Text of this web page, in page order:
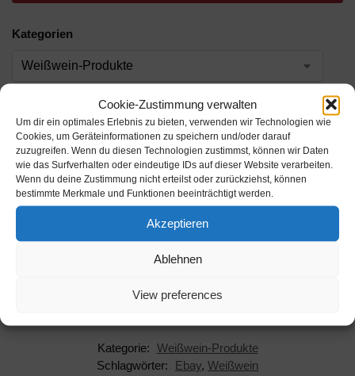
Cookie-Zustimmung verwalten
Um dir ein optimales Erlebnis zu bieten, verwenden wir Technologien wie
Cookies, um Geräteinformationen zu speichern und/oder darauf
zuzugreifen. Wenn du diesen Technologien zustimmst, können wir Daten
wie das Surfverhalten oder eindeutige IDs auf dieser Website verarbeiten.
Wenn du deine Zustimmung nicht erteilst oder zurückziehst, können
bestimmte Merkmale und Funktionen beeinträchtigt werden.
Akzeptieren
Ablehnen
View preferences
Kategorien
Werbung
Werbung
Kategorie: Weißwein-Produkte
Schlagwörter:
Ebay, Weißwein